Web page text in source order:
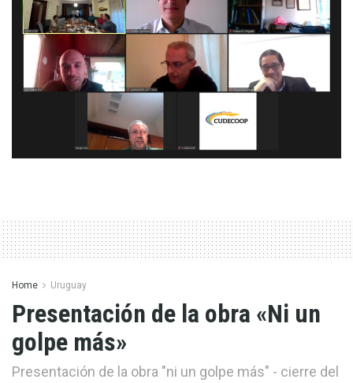
Home Uruguay
Presentación de la obra «Ni un
golpe más»
Presentación de la obra "ni un golpe más" - cierre del